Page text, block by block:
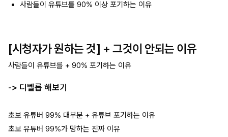
사람들이 유튜브를 90% 이상 포기하는 이유
[시청자가 원하는 것] + 그것이 안되는 이유
사람들이 유튜브를 + 90% 포기하는 이유
-> 디벨롭 해보기
초보 유튜버 99% 대부분 + 유튜브 포기하는 이유
초보 유튜버 99%가 망하는 진짜 이유